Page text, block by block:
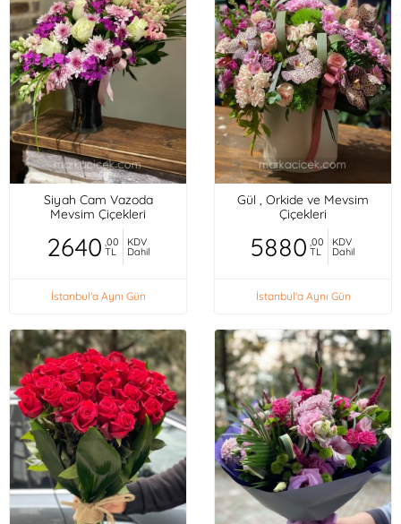
Siyah Cam Vazoda
Mevsim Çiçekleri
2640 ,00
TL
KDV
Dahil
İstanbul'a Aynı Gün
Gül , Orkide ve Mevsim
Çiçekleri
5880 ,00
TL
KDV
Dahil
İstanbul'a Aynı Gün